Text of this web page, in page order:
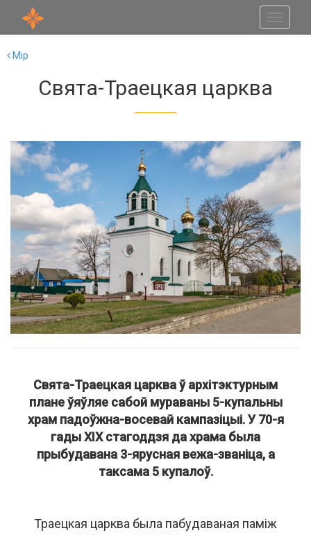
Мір
Свята-Траецкая царква
Свята-Траецкая царква ў архітэктурным
плане ўяўляе сабой мураваны 5-купальны
храм падоўжна-восевай кампазіцыі. У 70-я
гады ХІХ стагоддзя да храма была
прыбудавана 3-ярусная вежа-званіца, а
таксама 5 купалоў.
Траецкая царква была пабудаваная паміж